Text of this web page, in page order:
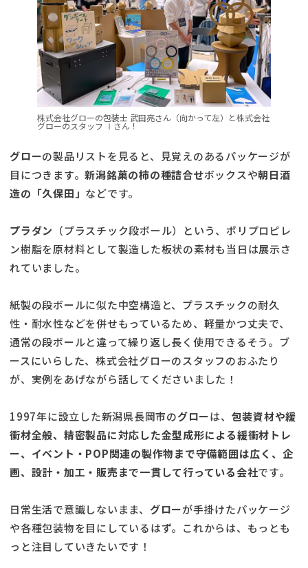
株式会社グローの包装士 武田亮さん（向かって左）と株式会社
グローのスタッフ Ⅰさん！
グローの製品リストを見ると、見覚えのあるパッケージが
目につきます。新潟銘菓の柿の種詰合せボックスや朝日酒
造の「久保田」 などです。
プラダン （プラスチック段ボール）という、ポリプロピレ
ン樹脂を原材料として製造した板状の素材も当日は展示さ
れていました。
紙製の段ボールに似た中空構造と、プラスチックの耐久
性・耐水性などを併せもっているため、軽量かつ丈夫で、
通常の段ボールと違って繰り返し長く使用できるそう。ブ
ースにいらした、株式会社グローのスタッフのおふたり
が、実例をあげながら話してくださいました！
1997年に設立した新潟県長岡市のグローは、 包装資材や緩
衝材全般、精密製品に対応した金型成形による緩衝材トレ
ー、イベント・POP関連の製作物まで守備範囲は広く、企
画、設計・加工・販売まで一貫して行っている会社です。
日常生活で意識しないまま、 グローが手掛けたパッケージ
や各種包装物を目にしているはず。これからは、もっとも
っと注目していきたいです！